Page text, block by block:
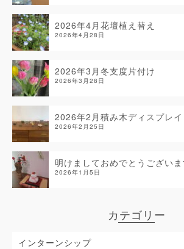
2026年4月花壇植え替え
2026年4月28日
2026年3月冬支度片付け
2026年3月28日
2026年2月積み木ディスプレイ
2026年2月25日
明けましておめでとうございま
2026年1月5日
カテゴリー
インターンシップ